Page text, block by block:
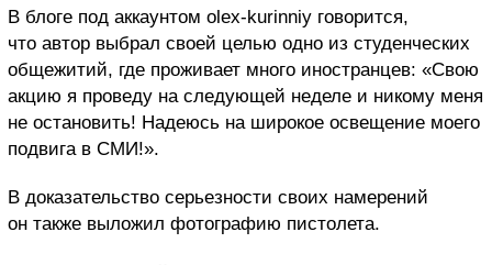
В блоге под аккаунтом olex-kurinniy говорится,
что автор выбрал своей целью одно из студенческих
общежитий, где проживает много иностранцев: «Свою
акцию я проведу на следующей неделе и никому меня
не остановить! Надеюсь на широкое освещение моего
подвига в СМИ!».
В доказательство серьезности своих намерений
он также выложил фотографию пистолета.